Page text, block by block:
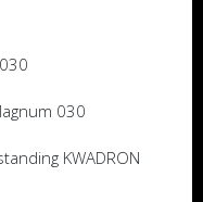
030
KWADRON